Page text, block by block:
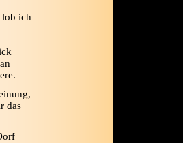
lob ich
das